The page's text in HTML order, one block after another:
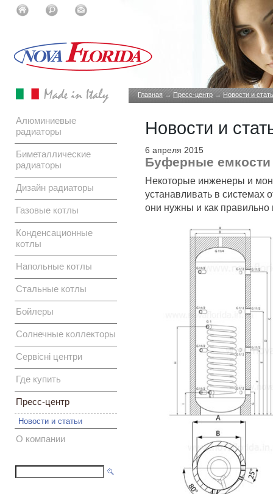
Главная→ Пресс-центр → Новости и
Алюминиевые
радиаторы
Биметаллические
радиаторы
Дизайн радиаторы
Газовые котлы
Конденсационные
котлы
Напольные котлы
Стальные котлы
Бойлеры
Солнечные коллекторы
Сервісні центри
Где купить
Пресс-центр
Новости и статьи
О компании
Новости и
6 апреля 2015
Буферные емкости
Некоторые инженеры и
устанавливать в системах
они нужны и как правильно